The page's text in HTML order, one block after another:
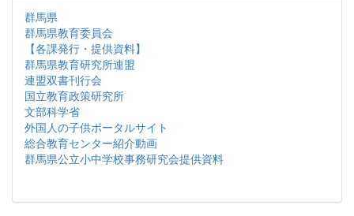
群馬県
群馬県教育委員会
【各課発行・提供資料】
群馬県教育研究所連盟
連盟双書刊行会
国立教育政策研究所
文部科学省
外国人の子供ポータルサイト
総合教育センター紹介動画
群馬県公立小中学校事務研究会提供資料